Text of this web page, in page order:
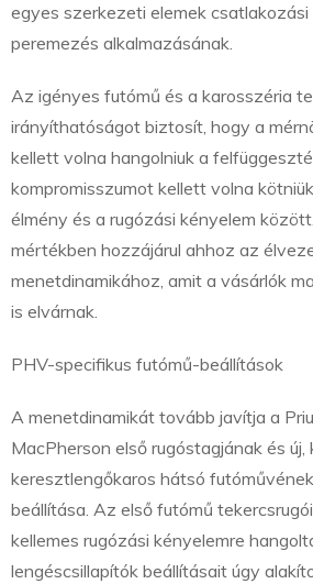
egyes szerkezeti elemek
peremezés alkalmazásának.
Az igényes futómű és a karosszéria
irányíthatóságot biztosít, hogy a
kellett volna hangolniuk a
kompromisszumot kellett volna
élmény és a rugózási kényelem
mértékben hozzájárul ahhoz az
menetdinamikához, amit a vásárlók
is elvárnak.
PHV-specifikus futómű-beállítások
A menetdinamikát tovább javítja a
MacPherson első rugóstagjának és új,
keresztlengőkaros hátsó
beállítása. Az első futómű
kellemes rugózási kényelemre
lengéscsillapítók beállításait úgy